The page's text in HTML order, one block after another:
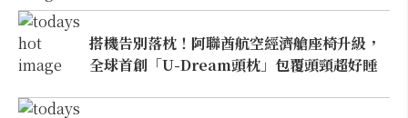
搭機告別落枕！阿聯酋航空經濟艙座椅升級，
全球首創「U-Dream頭枕」包覆頭頸超好睡